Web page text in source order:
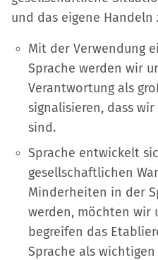
und das eigene
Mit der Verwendung
Sprache werden wir
Verantwortung als
signalisieren, dass
sind.
Sprache entwickelt
gesellschaftlichen
Minderheiten in der
werden, möchten wir
begreifen das
Sprache als